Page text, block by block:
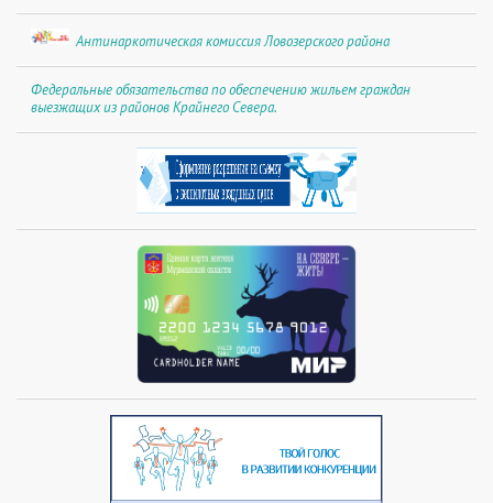
Антинаркотическая комиссия Ловозерского района
Федеральные обязательства по обеспечению жильем граждан
выезжащих из районов Крайнего Севера.